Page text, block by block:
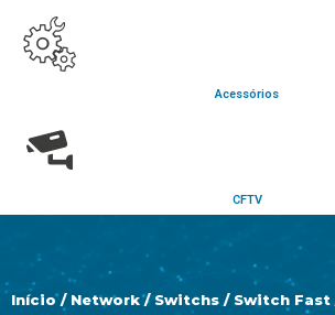
Acessórios
CFTV
Início/ Network/ Switchs / Switch Fast